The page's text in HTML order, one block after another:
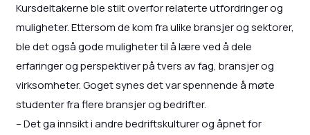
Kursdeltakerne ble stilt overfor relaterte utfordringer og
muligheter. Ettersom de kom fra ulike bransjer og sektorer,
ble det også gode muligheter til å lære ved å dele
erfaringer og perspektiver på tvers av fag, bransjer og
virksomheter. Goget synes det var spennende å møte
studenter fra flere bransjer og bedrifter.
– Det ga innsikt i andre bedriftskulturer og åpnet for